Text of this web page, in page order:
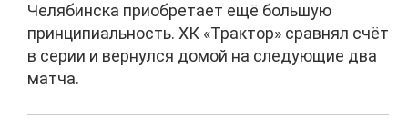
Челябинска приобретает ещё большую
принципиальность. ХК «Трактор» сравнял счёт
в серии и вернулся домой на следующие два
матча.